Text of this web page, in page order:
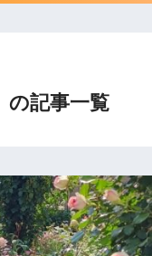
の記事一覧